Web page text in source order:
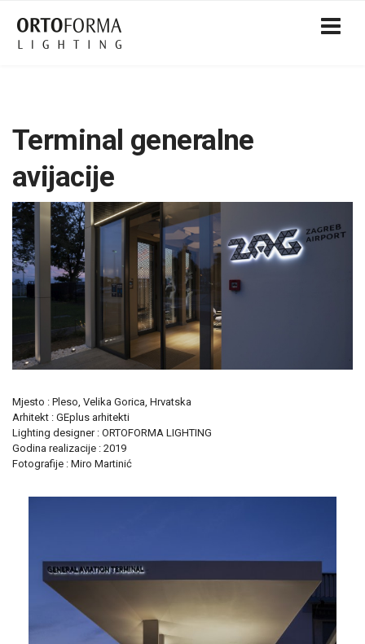
Terminal generalne
avijacije
Mjesto : Pleso, Velika Gorica, Hrvatska
Arhitekt : GEplus arhitekti
Lighting designer : ORTOFORMA LIGHTING
Godina realizacije : 2019
Fotografije : Miro Martinić